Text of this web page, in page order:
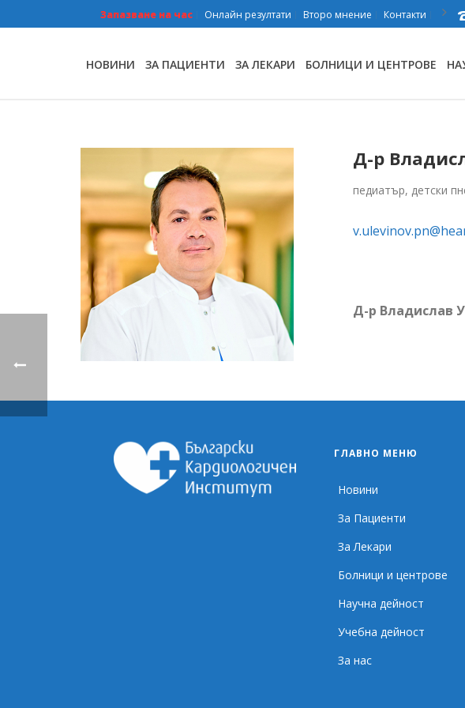
Запазване на час Онлайн резултати Второ мнение Контакти
НОВИНИ ЗА ПАЦИЕНТИ ЗА ЛЕКАРИ БОЛНИЦИ И ЦЕНТРОВЕ
Д-р
педиатър, детски
Д-р Владислав
ГЛАВНО МЕНЮ
Новини
За Пациенти
За Лекари
Болници и центрове
Научна дейност
Учебна дейност
За нас